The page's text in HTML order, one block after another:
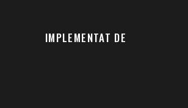
IMPLEMENTAT DE